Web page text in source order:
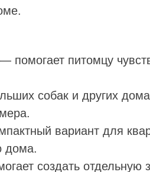
помогает питомцу
собак и других
вариант для
дома.
создать отдельную